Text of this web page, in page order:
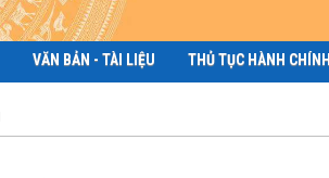
VĂN BẢN - TÀI LIỆU THỦ TỤC HÀNH CHÍNH